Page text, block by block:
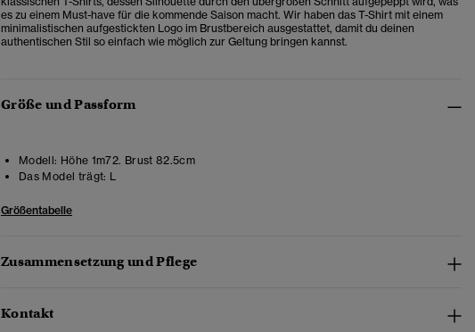
es zu einem Must-have für die kommende Saison macht. Wir haben das T-Shirt mit einem
minimalistischen aufgestickten Logo im Brustbereich ausgestattet, damit du deinen
authentischen Stil so einfach wie möglich zur Geltung bringen kannst.
Größe und Passform
Modell: Höhe 1m72. Brust 82.5cm
Das Model trägt: L
Größentabelle
Zusammensetzung und Pflege
Kontakt